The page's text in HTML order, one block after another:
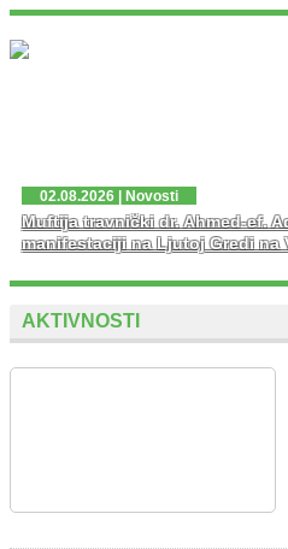
U prisustvu velikog broja
Milatkovići kod Čajniča svečano
je porušena 1943. godine
02.08.2026 | Novosti
Muftija travnički dr. Ahmed-ef.
manifestaciji na Ljutoj Gredi na
AKTIVNOSTI